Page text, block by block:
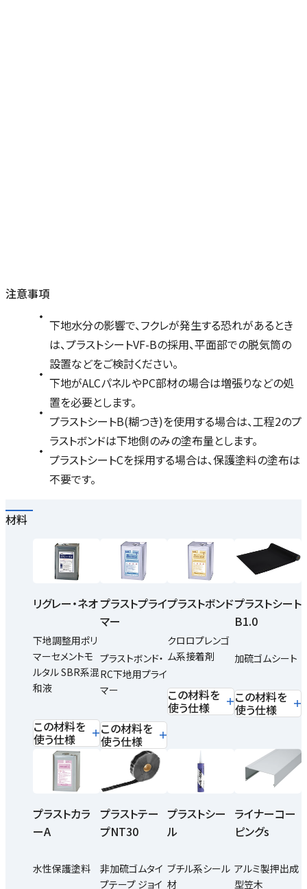
注意事項
下地水分の影響で、フクレが発生する恐れがあるとき
は、プラストシートVF-Bの採用、平面部での脱気筒の
設置などをご検討ください。
下地がALCパネルやPC部材の場合は増張りなどの処
置を必要とします。
プラストシートB(糊つき)を使用する場合は、工程2のプ
ラストボンドは下地側のみの塗布量とします。
プラストシートCを採用する場合は、保護塗料の塗布は
不要です。
材料
リグレー・ネオ
下地調整用ポリ
マーセメントモ
ルタル SBR系混
和液
この材料を
使う仕様
プラストプライ
マー
プラストボンド・
RC下地用プライ
マー
この材料を
使う仕様
プラストボンド
クロロプレンゴ
ム系接着剤
この材料を
使う仕様
プラストシート
B1.0
加硫ゴムシート
この材料を
使う仕様
プラストカラ
ーA
水性保護塗料
プラストテー
プNT30
非加硫ゴムタイ
プテープ ジョイ
プラストシー
ル
ブチル系シール
材
ライナーコー
ピングs
アルミ製押出成
型笠木